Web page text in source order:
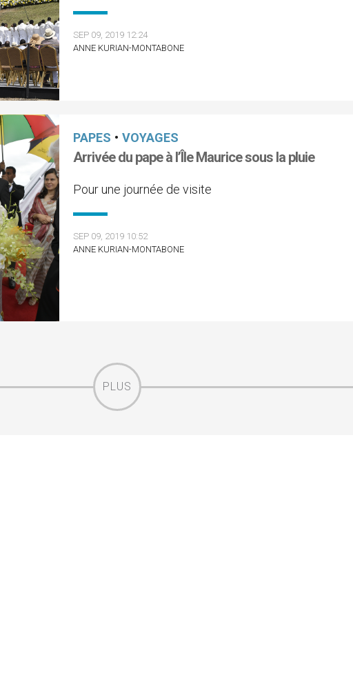
SEP 09, 2019 12:24
ANNE KURIAN-MONTABONE
PAPES • VOYAGES
Arrivée du pape à l’Île Maurice sous la pluie
Pour une journée de visite
SEP 09, 2019 10:52
ANNE KURIAN-MONTABONE
PLUS